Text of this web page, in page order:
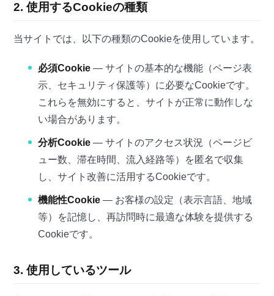
2. 使用するCookieの種類
当サイトでは、以下の種類のCookieを使用しています。
必須Cookie — サイトの基本的な機能（ページ表
示、セキュリティ保護等）に必要なCookieです。
これらを無効にすると、サイトが正常に動作しな
い場合があります。
分析Cookie — サイトのアクセス状況（ページビ
ュー数、滞在時間、流入経路等）を匿名で収集
し、サイト改善に活用するCookieです。
機能性Cookie — お客様の設定（表示言語、地域
等）を記憶し、再訪問時に最適な体験を提供する
Cookieです。
3. 使用しているツール